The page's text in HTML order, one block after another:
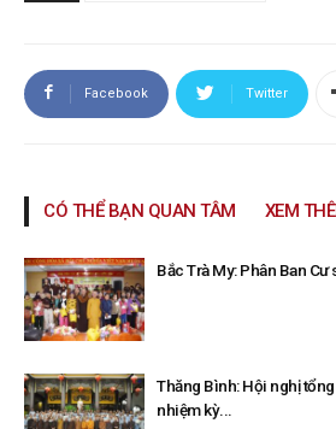
Facebook Twitter
CÓ THỂ BẠN QUAN TÂM XEM
Bắc Trà My: Phân Ban Cư
Thăng Bình: Hội nghị
nhiệm kỳ...